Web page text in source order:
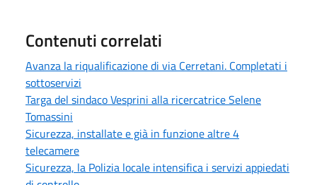
Contenuti correlati
Avanza la riqualificazione di via Cerretani. Completati i
sottoservizi
Targa del sindaco Vesprini alla ricercatrice Selene
Tomassini
Sicurezza, installate e già in funzione altre 4
telecamere
Sicurezza, la Polizia locale intensifica i servizi appiedati